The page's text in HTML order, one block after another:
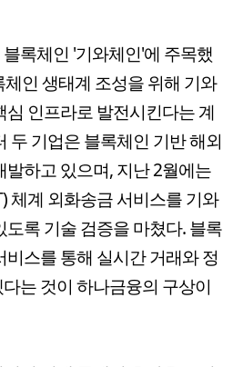
록체인 '기와체인'에 주목했
인 생태계 조성을 위해 기와
인프라로 발전시킨다는 계
두 기업은 블록체인 기반 해외
하고 있으며, 지난 2월에는
체계 외화송금 서비스를 기와
록 기술 검증을 마쳤다. 블록
스를 통해 실시간 거래와 정
는 것이 하나금융의 구상이